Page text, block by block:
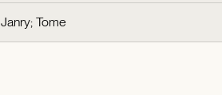
Janry;Tome